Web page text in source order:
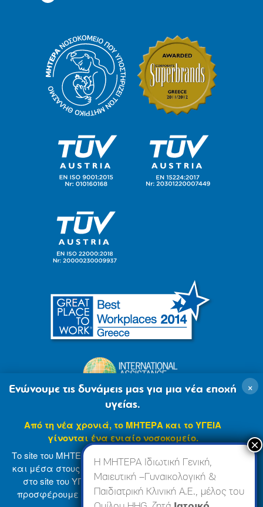
© 2007-2024 ΜΗΤΕΡΑ Α.Ε Όροι Χρήσης
Η ΜΗΤΕΡΑ Ιδιωτική Γενική,
Μαιευτική –Γυναικολογική &
Παιδιατρική Κλινική Α.Ε., μέλος του
×
Ενώνουμε τις δυνάμεις μας για μια νέα εποχή
υγείας.
Από τη νέα χρονιά, το ΜΗΤΕΡΑ και το ΥΓΕΙΑ
γίνονται ένα ενιαίο νοσοκομείο.
Το site του ΜΗΤΕΡΑ βρίσκεται σε φάση ανανέωσης
και μέσα στους επόμενους μήνες θα ενσωματωθεί
στο site του ΥΓΕΙΑ (www.hygeia.gr), ώστε να σας
προσφέρουμε μια πιο ολοκληρωμένη και ενιαία